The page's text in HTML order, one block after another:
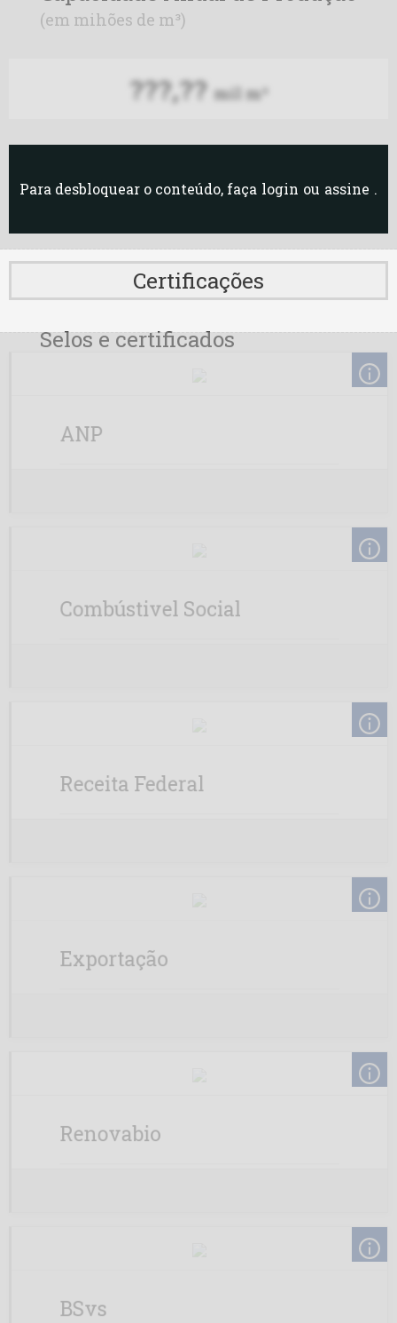
Seara
Unibras PI
(em mihões de m³)
???,?? mil m³
Para desbloquear o conteúdo, faça login ou assine .
Certificações
Selos e certificados
ANP
Combústivel Social
Receita Federal
Exportação
Renovabio
BSvs